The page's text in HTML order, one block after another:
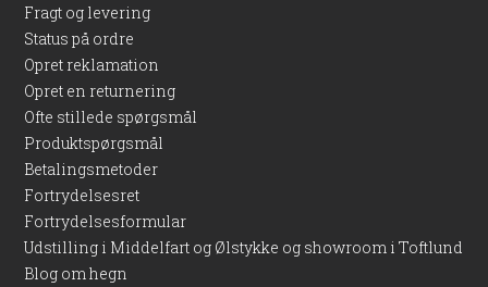
Fragt og levering
Status på ordre
Opret reklamation
Opret en returnering
Ofte stillede spørgsmål
Produktspørgsmål
Betalingsmetoder
Fortrydelsesret
Fortrydelsesformular
Udstilling i Middelfart og Ølstykke og showroom i Toftlund
Blog om hegn